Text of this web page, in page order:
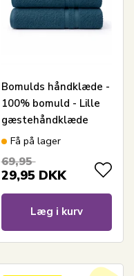
Bomulds håndklæde -
100% bomuld - Lille
gæstehåndklæde
30x50 cm - Blå
Få på lager
69,95
29,95 DKK
Læg i kurv